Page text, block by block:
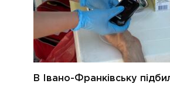
В Івано-Франківську